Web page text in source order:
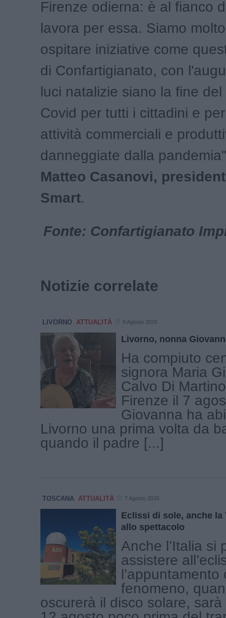
Firenze odierna: è al fianco
lavora per essa. Siamo
ospitare iniziative come
di Confartigianato, con
luci natalizie siano la fine
Covid per tutti i cittadini e
attività commerciali e
danneggiate dalla
Matteo Casanovi,
Smart.
Fonte: Confartigianato
Notizie correlate
LIVORNO ATTUALITÀ 8 Agosto 2026
Livorno, nonna
Ha compiuto
signora Maria
Calvo Di
Firenze il 7
Giovanna ha
Livorno una prima volta da
quando il padre [...]
TOSCANA ATTUALITÀ 7 Agosto 2026
Eclissi di sole, anche la
allo spettacolo
Anche l’Italia si
assistere
l’appuntamento
fenomeno,
oscurerà il disco solare,